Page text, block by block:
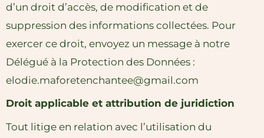
d’un droit d’accès, de modification et de
suppression des informations collectées. Pour
exercer ce droit, envoyez un message à notre
Délégué à la Protection des Données :
elodie.maforetenchantee@gmail.com
Droit applicable et attribution de juridiction
Tout litige en relation avec l’utilisation du